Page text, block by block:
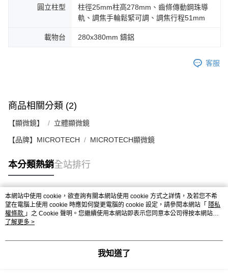
圓立柱型
柱徑25mm柱高278mm、齒條傳動鋼珠導
軌、調焦手輪鬆緊可調、調焦行程51mm
載物台 280x380mm 鑄鋁
客服
商品相關分類 (2)
【顯微鏡】 立體顯微鏡
【品牌】MICROTECH MICROTECH顯微鏡
本分類熱銷全站排行
熱門標籤
本網站中使用 cookie，欲查詢有關本網站使用 cookie 方式之詳情，及若您不希
望在電腦上使用 cookie 時應如何變更電腦的 cookie 設定，請參閱本網站「 隱私
權條款 」之 Cookie 聲明。您繼續使用本網站即表示您同意本公司得按本網站使
用條款之 Cookie 聲明使用 cookie。
了解更多 >
我知道了